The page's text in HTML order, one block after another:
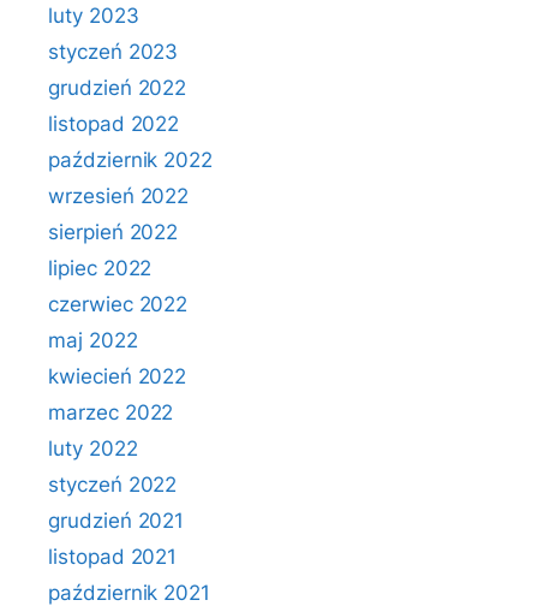
luty 2023
styczeń 2023
grudzień 2022
listopad 2022
październik 2022
wrzesień 2022
sierpień 2022
lipiec 2022
czerwiec 2022
maj 2022
kwiecień 2022
marzec 2022
luty 2022
styczeń 2022
grudzień 2021
listopad 2021
październik 2021